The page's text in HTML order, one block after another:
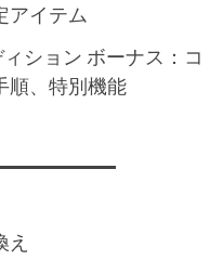
アイテム
ション ボーナス：コ
順、特別機能